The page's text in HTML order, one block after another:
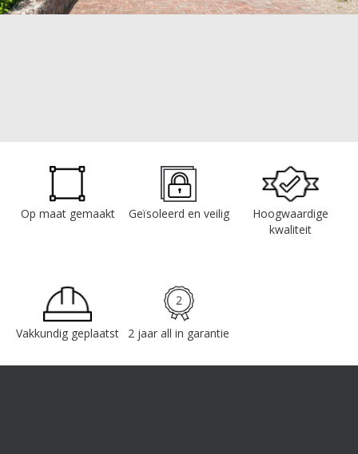
Op maat gemaakt Geïsoleerd en veilig
Hoogwaardige
kwaliteit
Vakkundig geplaatst 2 jaar all in garantie